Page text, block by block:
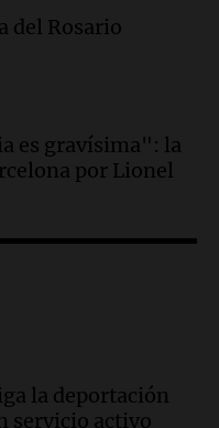
tras conflicto
a senderista
en refugio Doña
sobre asma
en SUBE y
del Rosario
es gravísima": la
por Lionel
la deportación
servicio activo